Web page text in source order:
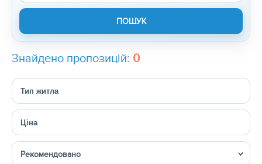
Знайдено пропозицій: 0
Тип житла
Ціна
Сортувати